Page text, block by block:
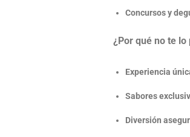
Concursos y
¿Por qué no te
Experiencia
Sabores
Diversión